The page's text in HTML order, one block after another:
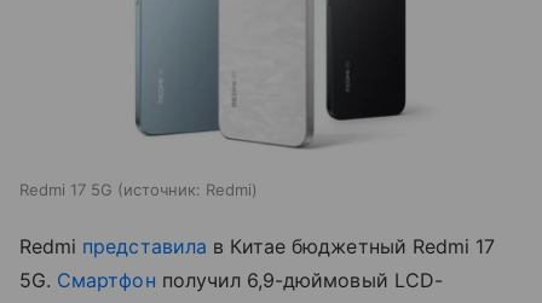
Redmi 17 5G источник: Redmi
Redmi представила в Китае бюджетный Redmi 17
5G. Смартфон получил 6,9-дюймовый LCD-